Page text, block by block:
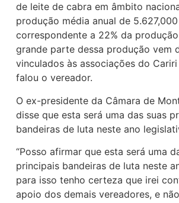
de leite de cabra em âmbito
produção média anual de 5.627,000
correspondente a 22% da
grande parte dessa produção vem
vinculados às associações do Cariri
falou o vereador.
O ex-presidente da Câmara de
disse que esta será uma das suas
bandeiras de luta neste ano
“Posso afirmar que esta será uma
principais bandeiras de luta neste
para isso tenho certeza que irei
apoio dos demais vereadores, e